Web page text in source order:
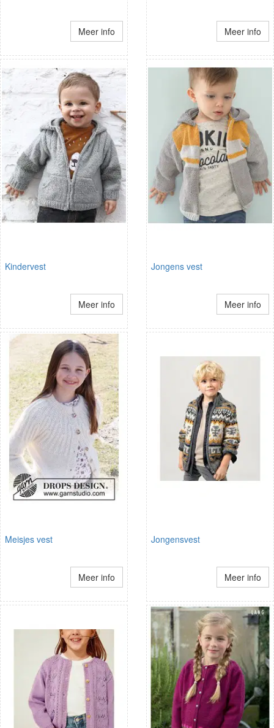
Meer info Meer info
Kindervest
Meer info
Jongens vest
Meer info
Meisjes vest
Meer info
Jongensvest
Meer info